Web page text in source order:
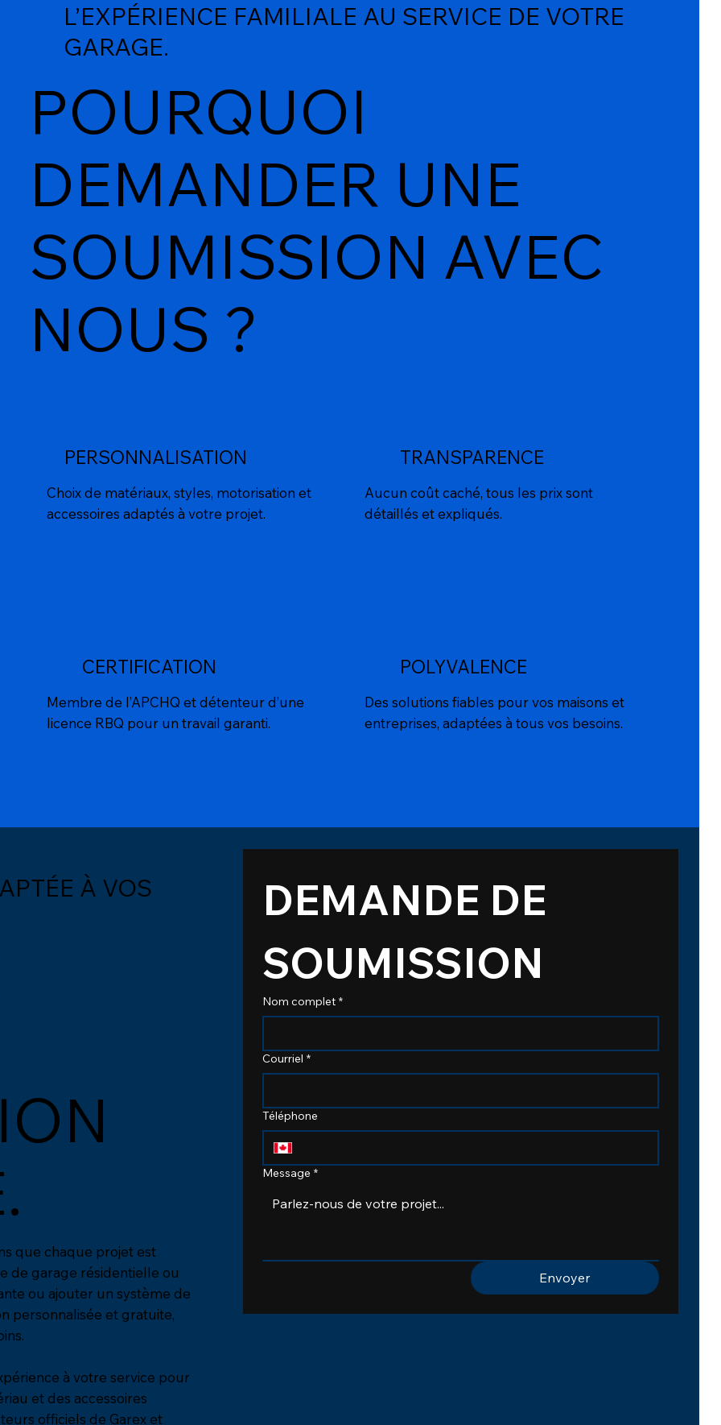
POLYVALENCE
Des solutions fiables pour vos maisons et
entreprises, adaptées à tous vos besoins.
TRANSPARENCE
Aucun coût caché, tous les prix sont
détaillés et expliqués.
CERTIFICATION
Membre de l’APCHQ et détenteur d’une
licence RBQ pour un travail garanti.
PERSONNALISATION
Choix de matériaux, styles, motorisation et
accessoires adaptés à votre projet.
L’EXPÉRIENCE FAMILIALE AU SERVICE DE VOTRE
GARAGE.
POURQUOI
DEMANDER UNE
SOUMISSION AVEC
NOUS ?
À VOS
que chaque projet est
de garage résidentielle ou
ou ajouter un système de
personnalisée et gratuite,
à votre service pour
et des accessoires
officiels de Garex et
DEMANDE DE
SOUMISSION
Nom complet *
Courriel *
Téléphone
Message *
Envoyer